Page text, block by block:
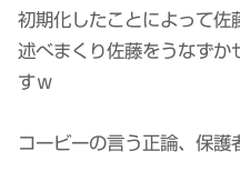
初期化したことによって佐
述べまくり佐藤をうなずか
すｗ
コービーの言う正論、保